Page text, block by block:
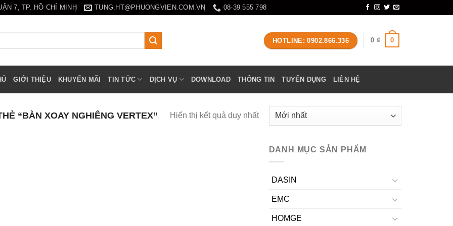
7, TP. HỒ CHÍ MINH TUNG.HT@PHUONGVIEN.COM.VN 08-39 555 798
HOTLINE: 0902.866.336 0 ₫ 0
GIỚI THIỆU KHUYẾN MÃI TIN TỨC DỊCH VỤ DOWNLOAD THÔNG TIN TUYỂN DỤNG LIÊN HỆ
“BÀN XOAY NGHIÊNG VERTEX” Hiển thị kết quả duy nhất
DANH MỤC SẢN PHẨM
DASIN
EMC
HOMGE